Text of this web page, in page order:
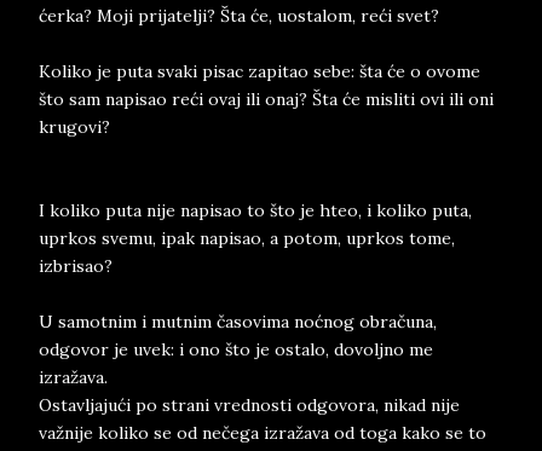
ćerka? Moji prijatelji? Šta će, uostalom, reći svet?
Koliko je puta svaki pisac zapitao sebe: šta će o ovome
što sam napisao reći ovaj ili onaj? Šta će misliti ovi ili oni
krugovi?
I koliko puta nije napisao to što je hteo, i koliko puta,
uprkos svemu, ipak napisao, a potom, uprkos tome,
izbrisao?
U samotnim i mutnim časovima noćnog obračuna,
odgovor je uvek: i ono što je ostalo, dovoljno me
izražava.
Ostavljajući po strani vrednosti odgovora, nikad nije
važnije koliko se od nečega izražava od toga kako se to